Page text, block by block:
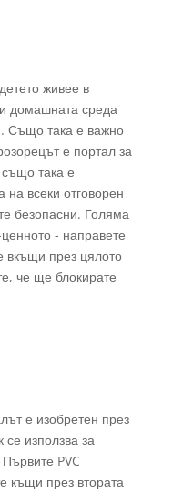
живее в
домашната среда
Също така е важно
е портал за
така е
на всеки отговорен
безопасни. Голяма
- направете
вкъщи през цялото
че ще блокирате
е изобретен през
се използва за
PVC
къщи през втората